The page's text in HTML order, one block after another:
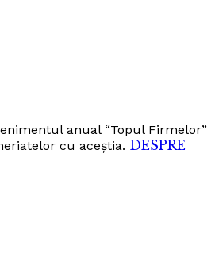
anual “Topul Firmelor”
cu aceștia. DESPRE